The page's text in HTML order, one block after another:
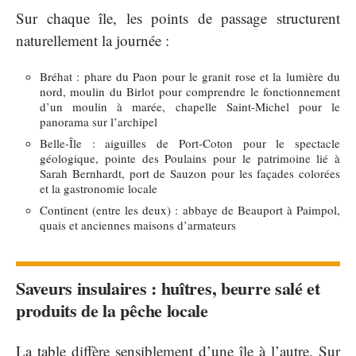
Sur chaque île, les points de passage structurent
naturellement la journée :
Bréhat : phare du Paon pour le granit rose et la lumière du
nord, moulin du Birlot pour comprendre le fonctionnement
d’un moulin à marée, chapelle Saint-Michel pour le
panorama sur l’archipel
Belle-Île : aiguilles de Port-Coton pour le spectacle
géologique, pointe des Poulains pour le patrimoine lié à
Sarah Bernhardt, port de Sauzon pour les façades colorées
et la gastronomie locale
Continent (entre les deux) : abbaye de Beauport à Paimpol,
quais et anciennes maisons d’armateurs
Saveurs insulaires : huîtres, beurre salé et
produits de la pêche locale
La table diffère sensiblement d’une île à l’autre. Sur